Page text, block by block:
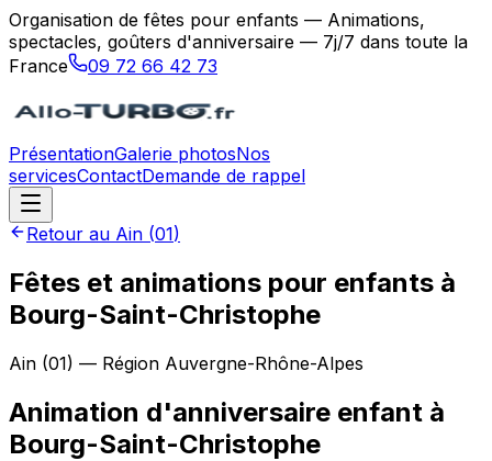
Organisation de fêtes pour enfants — Animations,
spectacles, goûters d'anniversaire — 7j/7 dans toute la
France
09 72 66 42 73
PrésentationGalerie photosNos
servicesContactDemande de rappel
Retour au Ain (01)
Fêtes et animations pour enfants à
Bourg-Saint-Christophe
Ain (01) — Région Auvergne-Rhône-Alpes
Animation d'anniversaire enfant à
Bourg-Saint-Christophe